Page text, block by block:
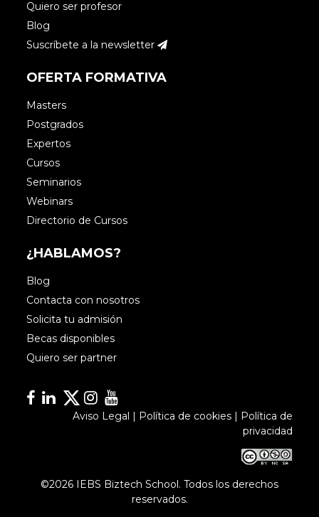
Quiero ser profesor
Blog
Suscríbete a la newsletter
OFERTA FORMATIVA
Masters
Postgrados
Expertos
Cursos
Seminarios
Webinars
Directorio de Cursos
¿HABLAMOS?
Blog
Contacta con nosotros
Solicita tu admisión
Becas disponibles
Quiero ser partner
Facebook
Linkedin
Linkedin
Instagram
Aviso Legal | Política de cookies| Política de
privacidad
©2026 IEBS Biztech School. Todos los derechos
reservados.